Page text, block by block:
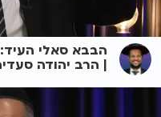
הבבא סאלי
| הרב יהודה